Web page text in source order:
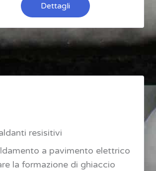
Dettagli
resisitivi
a pavimento elettrico
la formazione di ghiaccio